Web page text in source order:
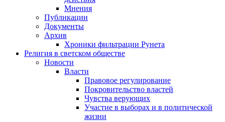
Мнения
Публикации
Документы
Архив
Хроники фильтрации Рунета
Религия в светском обществе
Новости
Власти
Правовое регулирование
Покровительство властей
Чувства верующих
Участие в выборах и в политической
жизни